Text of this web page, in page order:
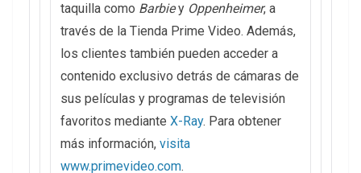
taquilla como Barbiey Oppenheimer, a
través de la Tienda Prime Video. Además,
los clientes también pueden acceder a
contenido exclusivo detrás de cámaras de
sus películas y programas de televisión
favoritos mediante X-Ray. Para obtener
más información, visita
www.primevideo.com.